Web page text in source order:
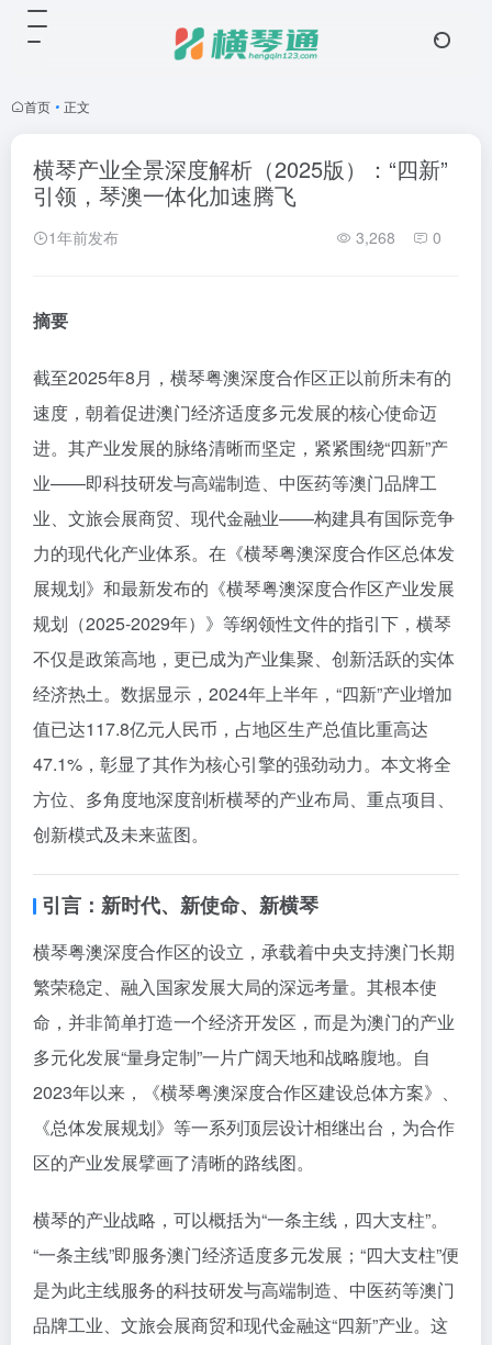
首页 • 正文
横琴产业全景深度解析（2025版）：“四新”
引领，琴澳一体化加速腾飞
1年前发布 3,268 0
摘要
截至2025年8月，横琴粤澳深度合作区正以前所未有的
速度，朝着促进澳门经济适度多元发展的核心使命迈
进。其产业发展的脉络清晰而坚定，紧紧围绕“四新”产
业——即科技研发与高端制造、中医药等澳门品牌工
业、文旅会展商贸、现代金融业——构建具有国际竞争
力的现代化产业体系。在《横琴粤澳深度合作区总体发
展规划》和最新发布的《横琴粤澳深度合作区产业发展
规划（2025-2029年）》等纲领性文件的指引下，横琴
不仅是政策高地，更已成为产业集聚、创新活跃的实体
经济热土。数据显示，2024年上半年，“四新”产业增加
值已达117.8亿元人民币，占地区生产总值比重高达
47.1%，彰显了其作为核心引擎的强劲动力。本文将全
方位、多角度地深度剖析横琴的产业布局、重点项目、
创新模式及未来蓝图。
引言：新时代、新使命、新横琴
横琴粤澳深度合作区的设立，承载着中央支持澳门长期
繁荣稳定、融入国家发展大局的深远考量。其根本使
命，并非简单打造一个经济开发区，而是为澳门的产业
多元化发展“量身定制”一片广阔天地和战略腹地。自
2023年以来，《横琴粤澳深度合作区建设总体方案》、
《总体发展规划》等一系列顶层设计相继出台，为合作
区的产业发展擘画了清晰的路线图。
横琴的产业战略，可以概括为“一条主线，四大支柱”。
“一条主线”即服务澳门经济适度多元发展；“四大支柱”便
是为此主线服务的科技研发与高端制造、中医药等澳门
品牌工业、文旅会展商贸和现代金融这“四新”产业。这